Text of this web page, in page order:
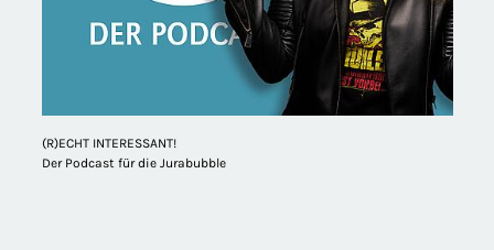
(R)ECHT INTERESSANT!
Der Podcast für die Jurabubble